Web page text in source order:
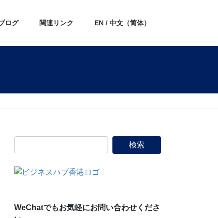
ログ 関連リンク EN / 中文（简体）
WeChatでもお気軽にお問い合わせくださ